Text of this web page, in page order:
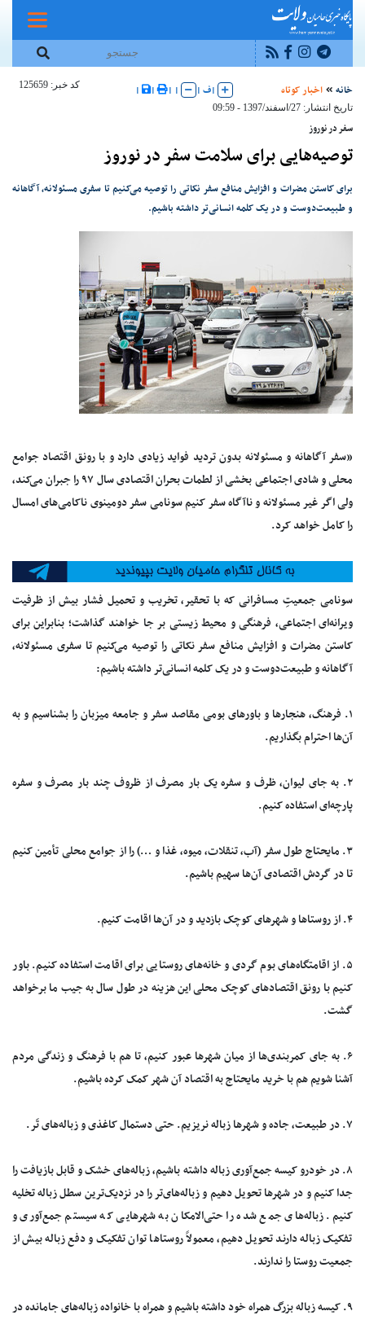
خانه اخبار کوتاه |ف |
|
|
|
|
کد خبر: 125659
تاریخ انتشار: 27/اسفند/1397 - 09:59
سفر در نوروز
توصیه‌هایی برای سلامت سفر در نوروز
برای کاستن مضرات و افزایش منافع سفر نکاتی را توصیه می‌کنیم تا سفری مسئولانه، آگاهانه
و طبیعت‌دوست و در یک کلمه انسانی‌تر داشته باشیم.
«سفر آگاهانه و مسئولانه بدون تردید فواید زیادی دارد و با رونق اقتصاد جوامع
محلی و شادی اجتماعی بخشی از لطمات بحران اقتصادی سال ۹۷ را جبران می‌کند،
ولی اگر غیر مسئولانه و ناآگاه سفر کنیم سونامی سفر دومینوی ناکامی‌های امسال
را کامل خواهد کرد.
سونامی جمعیتِ مسافرانی که با تحقیر، تخریب و تحمیل فشار بیش از ظرفیت
ویرانه‌ای اجتماعی، فرهنگی و محیط زیستی بر جا خواهند گذاشت؛ بنابراین برای
کاستن مضرات و افزایش منافع سفر نکاتی را توصیه می‌کنیم تا سفری مسئولانه،
آگاهانه و طبیعت‌دوست و در یک کلمه انسانی‌تر داشته باشیم:
۱. فرهنگ، هنجار‌ها و باور‌های بومی مقاصد سفر و جامعه میزبان را بشناسیم و به
آن‌ها احترام بگذاریم.
۲. به جای لیوان، ظرف و سفره یک بار مصرف از ظروف چند بار مصرف و سفره
پارچه‌ای استفاده کنیم.
۳. مایحتاج طول سفر (آب، تنقلات، میوه، غذا و …) را از جوامع محلی تأمین کنیم
تا در گردش اقتصادی آن‌ها سهیم باشیم.
۴. از روستا‌ها و شهر‌های کوچک بازدید و در آن‌ها اقامت کنیم.
۵. از اقامتگاه‌های بوم گردی و خانه‌های روستایی برای اقامت استفاده کنیم. باور
کنیم با رونق اقتصاد‌های کوچک محلی این هزینه در طول سال به جیب ما برخواهد
گشت.
۶. به جای کمربندی‌ها از میان شهر‌ها عبور کنیم، تا هم با فرهنگ و زندگی مردم
آشنا شویم هم با خرید مایحتاج به اقتصاد آن شهر کمک کرده باشیم.
۷. در طبیعت، جاده و شهر‌ها زباله نریزیم. حتی دستمال کاغذی و زباله‌های تَر.
۸. در خودرو کیسه جمع‌آوری زباله داشته باشیم، زباله‌های خشک‌ و قابل بازیافت را
جدا کنیم و در شهر‌ها تحویل دهیم و زباله‌های‌تر را در نزدیک‬‌ترین سطل زباله تخلیه
کنیم. زباله‌های جمع شده را حتی‌الامکان به شهر‌هایی که سیستم جمع‌آوری و
تفکیک زباله دارند تحویل دهیم، معمولاً روستا‌ها توان تفکیک و دفع زباله بیش از
جمعیت روستا را ندارند.
۹. کیسه زباله بزرگ همراه خود داشته باشیم و همراه با خانواده زباله‌های جامانده در